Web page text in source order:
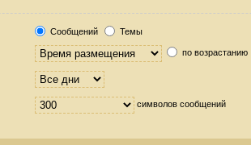
Сообщений
Темы
по возрастанию
символов сообщений